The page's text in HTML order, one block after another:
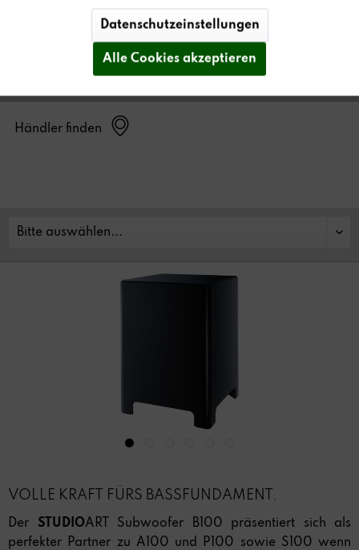
Händler finden
VOLLE KRAFT FÜRS BASSFUNDAMENT.
Der STUDIOART Subwoofer B100 präsentiert sich als
perfekter Partner zu A100 und P100 sowie S100 wenn
Datenschutzeinstellungen
Alle Cookies akzeptieren